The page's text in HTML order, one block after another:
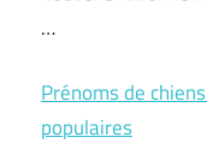
…
Prénoms de
populaires